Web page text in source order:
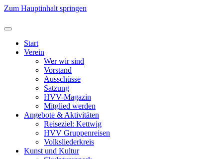
Zum Hauptinhalt springen
Start
Verein
Wer wir sind
Vorstand
Ausschüsse
Satzung
HVV-Magazin
Mitglied werden
Angebote & Aktivitäten
Reiseziel: Kettwig
HVV Gruppenreisen
Volksliederkreis
Kunst und Kultur